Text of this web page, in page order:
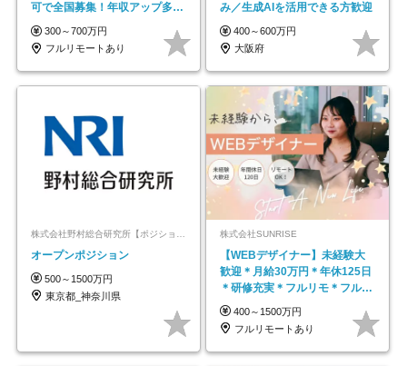
可で全国募集！年収アップ多数
★年休最大130日★
300～700万円
フルリモートあり
み／生成AIを活用できる方歓迎
400～600万円
大阪府
オープンポジション
500～1500万円
東京都_神奈川県
株式会社SUNRISE
【WEBデザイナー】未経験大
歓迎＊月給30万円＊年休125日
＊研修充実＊フルリモ＊フルフ
レックス＊
400～1500万円
フルリモートあり